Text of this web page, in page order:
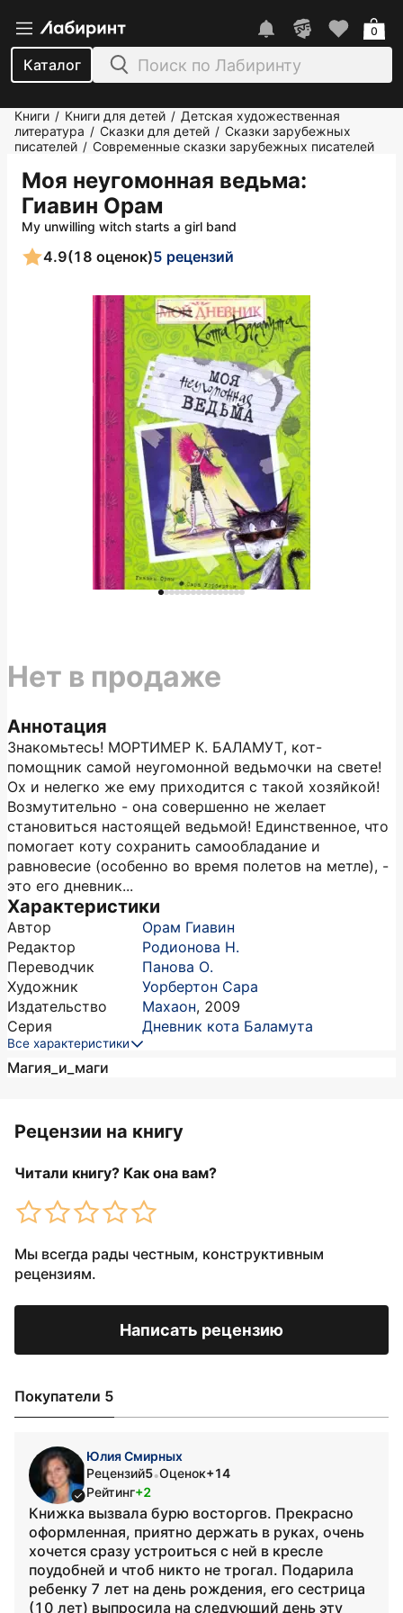
Каталог
0
Книги / Книги для детей / Детская художественная
литература / Сказки для детей / Сказки зарубежных
писателей / Современные сказки зарубежных писателей
Моя неугомонная ведьма:
Гиавин Орам
My unwilling witch starts a girl band
4.9(18 оценок)5 рецензий
Аннотация
Знакомьтесь! МОРТИМЕР К. БАЛАМУТ, кот-
помощник самой неугомонной ведьмочки на свете!
Ох и нелегко же ему приходится с такой хозяйкой!
Возмутительно - она совершенно не желает
становиться настоящей ведьмой! Единственное, что
помогает коту сохранить самообладание и
равновесие (особенно во время полетов на метле), -
это его дневник...
Характеристики
Автор
Орам Гиавин
Редактор
Родионова Н.
Переводчик
Панова О.
Художник
Уорбертон Сара
Издательство
Махаон, 2009
Серия
Дневник кота Баламута
Все характеристики
Магия_и_маги
Нет в продаже
Рецензии на книгу
Читали книгу? Как она вам?
Мы всегда рады честным, конструктивным
рецензиям.
Написать рецензию
Покупатели 5
Юлия Смирных
Рецензий5•Оценок+14
Рейтинг+2
Книжка вызвала бурю восторгов. Прекрасно
оформленная, приятно держать в руках, очень
хочется сразу устроиться с ней в кресле
поудобней и чтоб никто не трогал. Подарила
ребенку 7 лет на день рождения, его сестрица
(10 лет) выпросила на следующий день эту